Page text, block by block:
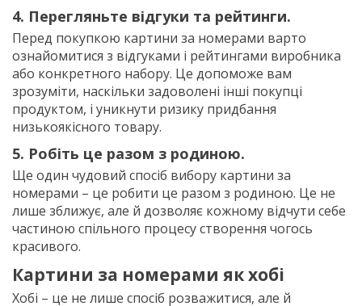
4. Перегляньте відгуки та рейтинги.
Перед покупкою картини за номерами варто
ознайомитися з відгуками і рейтингами виробника
або конкретного набору. Це допоможе вам
зрозуміти, наскільки задоволені інші покупці
продуктом, і уникнути ризику придбання
низькоякісного товару.
5. Робіть це разом з родиною.
Ще один чудовий спосіб вибору картини за
номерами – це робити це разом з родиною. Це не
лише зближує, але й дозволяє кожному відчути себе
частиною спільного процесу створення чогось
красивого.
Картини за номерами як хобі
Хобі – це не лише спосіб розважитися, але й